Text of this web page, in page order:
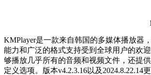
KMPlayer是一款来自韩国的多媒体播放器
能力和广泛的格式支持受到全球用户的欢
够播放几乎所有的音频和视频文件，还提
定义选项。版本v4.2.3.16以及2024.8.22.14